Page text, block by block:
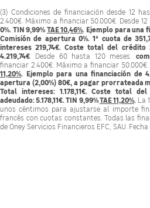
(3) Condiciones de financiación desde 12
2.400€. Máximo a financiar 50.000€. Desde
0%. TIN 9,99%TAE 10,46%. Ejemplo para una
Comisión de apertura 0%. 1ª cuota de
intereses 219,74€. Coste total del crédito
4.219,74€ . Desde 60 hasta 120 meses.
financiar 2.400€. Máximo a financiar 50.000€.
11,20%. Ejemplo para una financiación de
apertura (2,00%) 80€, a pagar prorrateada
Total intereses: 1.178,11€. Coste total
adeudado: 5.178,11€. TIN 9,99%TAE 11,20%. La
unos céntimos para ajustarse al importe
francés con cuotas constantes. Todas las
de Oney Servicios Financieros EFC, SAU.